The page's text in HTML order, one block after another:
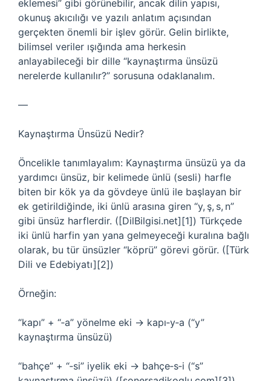
eklemesi” gibi görünebilir, ancak dilin yapısı,
okunuş akıcılığı ve yazılı anlatım açısından
gerçekten önemli bir işlev görür. Gelin birlikte,
bilimsel veriler ışığında ama herkesin
anlayabileceği bir dille “kaynaştırma ünsüzü
nerelerde kullanılır?” sorusuna odaklanalım.
—
Kaynaştırma Ünsüzü Nedir?
Öncelikle tanımlayalım: Kaynaştırma ünsüzü ya da
yardımcı ünsüz, bir kelimede ünlü (sesli) harfle
biten bir kök ya da gövdeye ünlü ile başlayan bir
ek getirildiğinde, iki ünlü arasına giren “y, ş, s, n”
gibi ünsüz harflerdir. ([DilBilgisi.net][1]) Türkçede
iki ünlü harfin yan yana gelmeyeceği kuralına bağlı
olarak, bu tür ünsüzler “köprü” görevi görür. ([Türk
Dili ve Edebiyatı][2])
Örneğin:
“kapı” + “‑a” yönelme eki → kapı‑y‑a (“y”
kaynaştırma ünsüzü)
“bahçe” + “‑si” iyelik eki → bahçe‑s‑i (“s”